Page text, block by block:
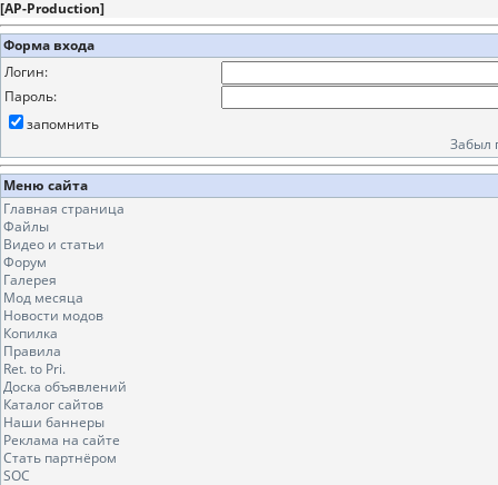
[AP-Production]
Форма входа
Логин:
Пароль:
запомнить
Забыл
Меню сайта
Главная страница
Файлы
Видео и статьи
Форум
Галерея
Мод месяца
Новости модов
Копилка
Правила
Ret. to Pri.
Доска объявлений
Каталог сайтов
Наши баннеры
Реклама на сайте
Стать партнёром
SOC